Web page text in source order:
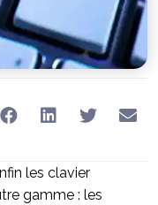
les clavier
gamme : les